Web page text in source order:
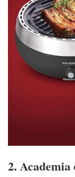
2. Academia